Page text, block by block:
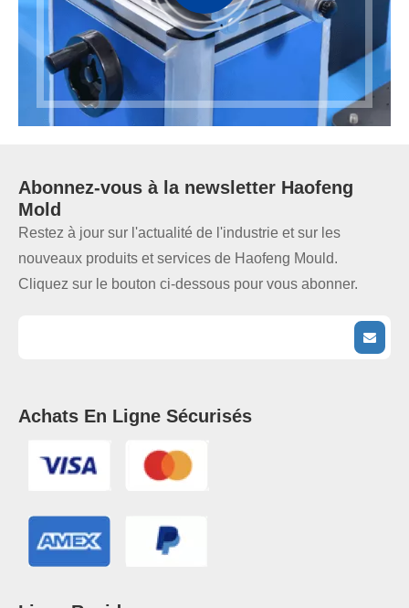
Abonnez-vous à la newsletter Haofeng
Mold
Restez à jour sur l'actualité de l'industrie et sur les
nouveaux produits et services de Haofeng Mould.
Cliquez sur le bouton ci-dessous pour vous abonner.
Achats En Ligne Sécurisés